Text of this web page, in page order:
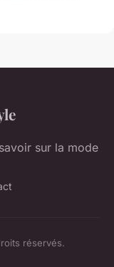
sur la mode
réservés.